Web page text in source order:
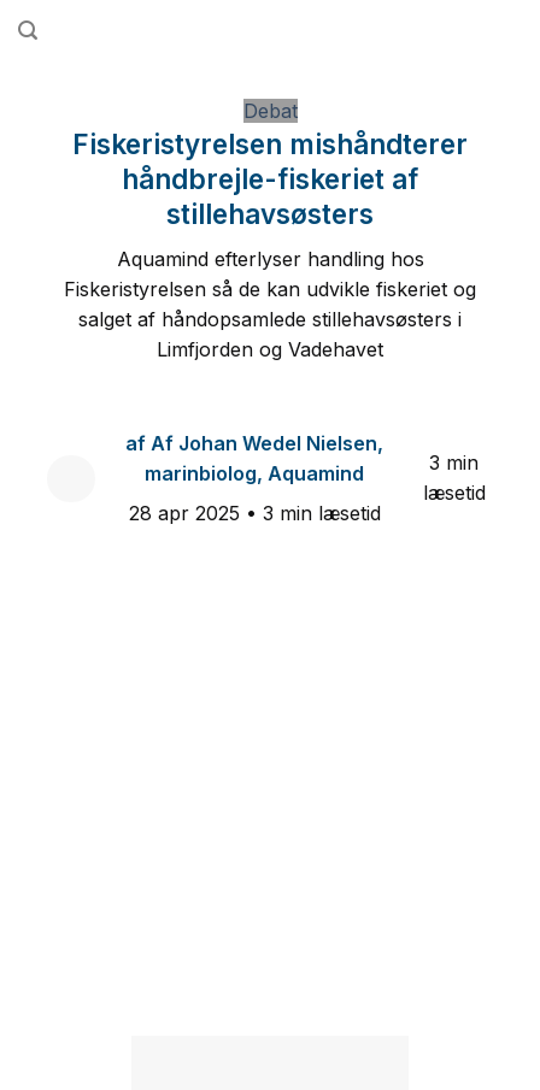
Fortsæt
Debat
Fiskeristyrelsen mishåndterer
håndbrejle-fiskeriet af
stillehavsøsters
Aquamind efterlyser handling hos
Fiskeristyrelsen så de kan udvikle fiskeriet og
salget af håndopsamlede stillehavsøsters i
Limfjorden og Vadehavet
af Af Johan Wedel Nielsen,
marinbiolog, Aquamind
28 apr 2025 • 3 min læsetid
3 min
læsetid